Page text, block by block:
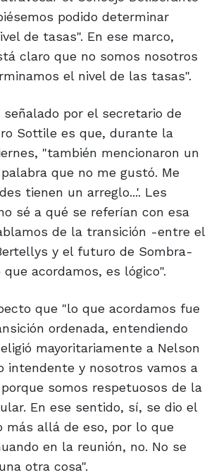
podido determinar
de tasas". En ese marco,
claro que no somos nosotros
el nivel de las tasas".
por el secretario de
Sottile es que, durante la
"también mencionaron un
que no me gustó. Me
tienen un arreglo...'. Les
sé a qué se referían con esa
de la transición -entre el
y el futuro de Sombra-
acordamos, es lógico".
que "lo que acordamos fue
ordenada, entendiendo
mayoritariamente a Nelson
intendente y nosotros vamos a
somos respetuosos de la
En ese sentido, sí, se dio el
más allá de eso, por lo que
en la reunión, no. No se
otra cosa".